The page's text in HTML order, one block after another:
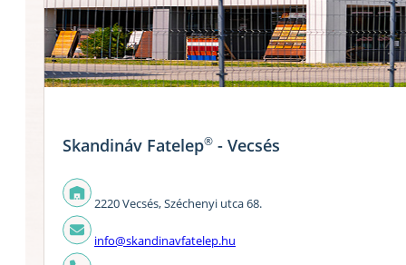
Skandináv Fatelep® - Vecsés
2220 Vecsés, Széchenyi utca 68.
info@skandinavfatelep.hu